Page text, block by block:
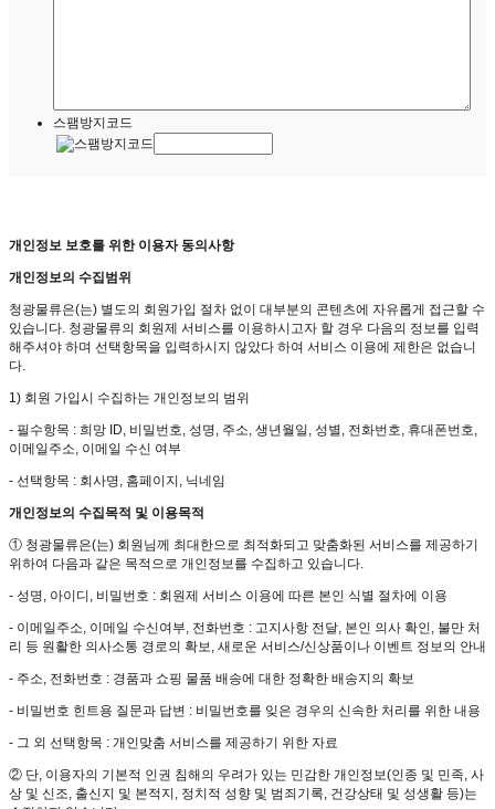
스팸방지코드
개인정보 보호를 위한 이용자 동의사항
개인정보의 수집범위
청광물류은(는) 별도의 회원가입 절차 없이 대부분의 콘텐츠에 자유롭게 접근할 수
있습니다. 청광물류의 회원제 서비스를 이용하시고자 할 경우 다음의 정보를 입력
해주셔야 하며 선택항목을 입력하시지 않았다 하여 서비스 이용에 제한은 없습니
다.
1) 회원 가입시 수집하는 개인정보의 범위
- 필수항목 : 희망 ID, 비밀번호, 성명, 주소, 생년월일, 성별, 전화번호, 휴대폰번호,
이메일주소, 이메일 수신 여부
- 선택항목 : 회사명, 홈페이지, 닉네임
개인정보의 수집목적 및 이용목적
① 청광물류은(는) 회원님께 최대한으로 최적화되고 맞춤화된 서비스를 제공하기
위하여 다음과 같은 목적으로 개인정보를 수집하고 있습니다.
- 성명, 아이디, 비밀번호 : 회원제 서비스 이용에 따른 본인 식별 절차에 이용
- 이메일주소, 이메일 수신여부, 전화번호 : 고지사항 전달, 본인 의사 확인, 불만 처
리 등 원활한 의사소통 경로의 확보, 새로운 서비스/신상품이나 이벤트 정보의 안내
- 주소, 전화번호 : 경품과 쇼핑 물품 배송에 대한 정확한 배송지의 확보
- 비밀번호 힌트용 질문과 답변 : 비밀번호를 잊은 경우의 신속한 처리를 위한 내용
- 그 외 선택항목 : 개인맞춤 서비스를 제공하기 위한 자료
② 단, 이용자의 기본적 인권 침해의 우려가 있는 민감한 개인정보(인종 및 민족, 사
상 및 신조, 출신지 및 본적지, 정치적 성향 및 범죄기록, 건강상태 및 성생활 등)는